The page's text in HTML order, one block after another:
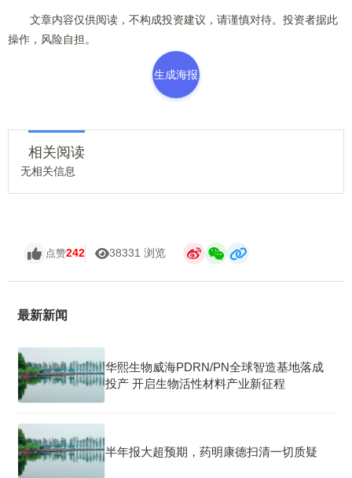
文章内容仅供阅读，不构成投资建议，请谨慎对待。投资者据此
操作，风险自担。
生成海报
相关阅读
无相关信息
点赞242 38331 浏览
最新新闻
华熙生物威海PDRN/PN全球智造基地落成
投产 开启生物活性材料产业新征程
半年报大超预期，药明康德扫清一切质疑